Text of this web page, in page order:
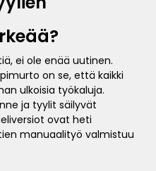
ei ole enää uutinen.
on se, että kaikki
ulkoisia työkaluja.
ja tyylit säilyvät
ovat heti
manuaalityö valmistuu